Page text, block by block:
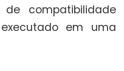
compatibilidade
em uma